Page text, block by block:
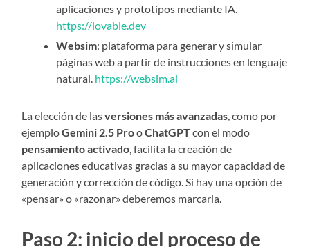
aplicaciones y prototipos mediante IA.
https://lovable.dev
Websim: plataforma para generar y simular
páginas web a partir de instrucciones en lenguaje
natural. https://websim.ai
La elección de lasversiones más avanzadas, como por
ejemploGemini 2.5 ProoChatGPTcon el modo
pensamiento activado, facilita la creación de
aplicaciones educativas gracias a su mayor capacidad de
generación y corrección de código. Si hay una opción de
«pensar» o «razonar» deberemos marcarla.
Paso 2: inicio del proceso de